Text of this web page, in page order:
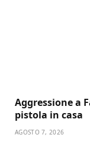
Aggressione a
pistola in casa
AGOSTO 7, 2026